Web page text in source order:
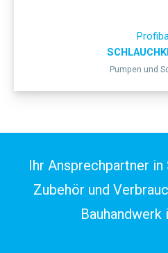
Pumpen und
Ihr Ansprechpartner in
Zubehör und
Bauhandwerk